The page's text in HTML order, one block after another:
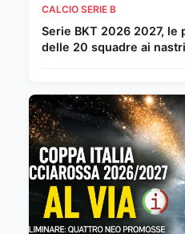
CALCIO SERIE B
Serie BKT 2026 2027, le
delle 20 squadre ai